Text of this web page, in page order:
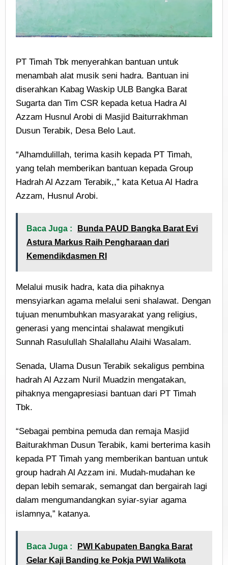
PT Timah Tbk menyerahkan bantuan untuk
menambah alat musik seni hadra. Bantuan ini
diserahkan Kabag Waskip ULB Bangka Barat
Sugarta dan Tim CSR kepada ketua Hadra Al
Azzam Husnul Arobi di Masjid Baiturrakhman
Dusun Terabik, Desa Belo Laut.
“Alhamdulillah, terima kasih kepada PT Timah,
yang telah memberikan bantuan kepada Group
Hadrah Al Azzam Terabik,,” kata Ketua Al Hadra
Azzam, Husnul Arobi.
Baca Juga :
Bunda PAUD Bangka Barat Evi
Astura Markus Raih Pengharaan dari
Kemendikdasmen RI
Melalui musik hadra, kata dia pihaknya
mensyiarkan agama melalui seni shalawat. Dengan
tujuan menumbuhkan masyarakat yang religius,
generasi yang mencintai shalawat mengikuti
Sunnah Rasulullah Shalallahu Alaihi Wasalam.
Senada, Ulama Dusun Terabik sekaligus pembina
hadrah Al Azzam Nuril Muadzin mengatakan,
pihaknya mengapresiasi bantuan dari PT Timah
Tbk.
“Sebagai pembina pemuda dan remaja Masjid
Baiturakhman Dusun Terabik, kami berterima kasih
kepada PT Timah yang memberikan bantuan untuk
group hadrah Al Azzam ini. Mudah-mudahan ke
depan lebih semarak, semangat dan bergairah lagi
dalam mengumandangkan syiar-syiar agama
islamnya,” katanya.
Baca Juga :
PWI Kabupaten Bangka Barat
Gelar Kaji Banding ke Pokja PWI Walikota